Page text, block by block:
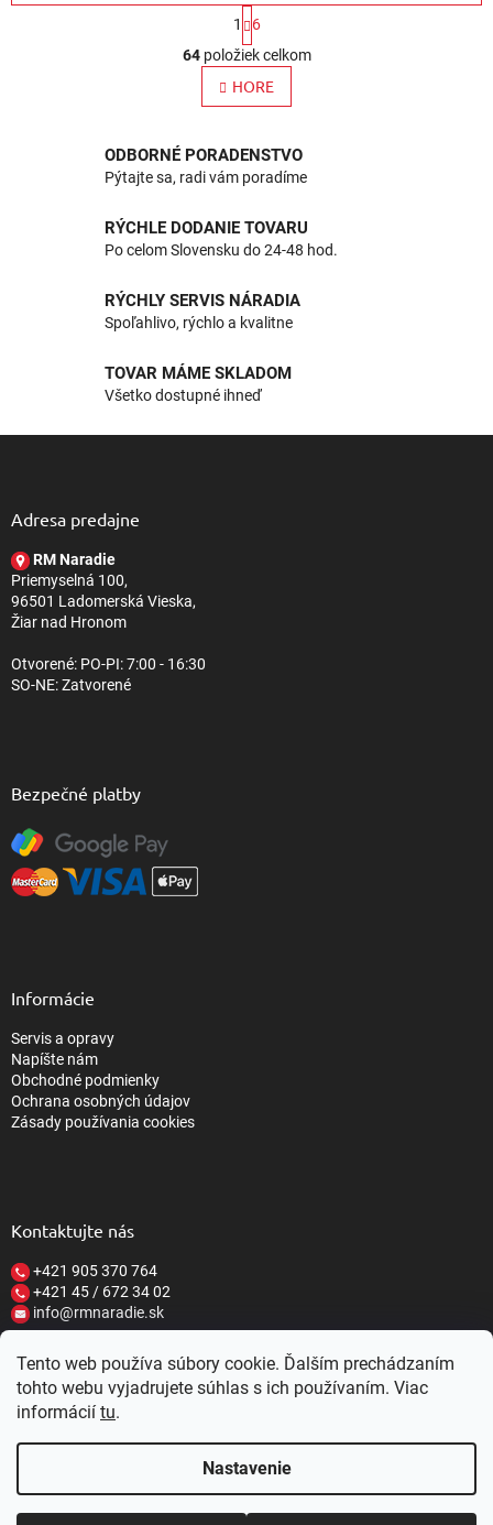
Tento web používa súbory cookie. Ďalším prechádzaním
tohto webu vyjadrujete súhlas s ich používaním. Viac
informácií tu.
Nastavenie
O
v
l
á
a
c
i
p
r
k
y
p
i
u
S
t
r
á
n
k
v
a
n
e
1
6
64položiek celkom
HORE
ODBORNÉ PORADENSTVO
Pýtajte sa, radi vám poradíme
RÝCHLE DODANIE TOVARU
Po celom Slovensku do 24-48 hod.
RÝCHLY SERVIS NÁRADIA
Spoľahlivo, rýchlo a kvalitne
TOVAR MÁME SKLADOM
Všetko dostupné ihneď
Adresa predajne
RM Naradie
Priemyselná 100,
96501 Ladomerská Vieska,
Žiar nad Hronom
Otvorené: PO-PI: 7:00 - 16:30
SO-NE: Zatvorené
Bezpečné platby
Informácie
Servis a opravy
Napíšte nám
Obchodné podmienky
Ochrana osobných údajov
Zásady používania cookies
Kontaktujte nás
+421 905 370 764
+421 45 / 672 34 02
info@rmnaradie.sk
Copyright 2026RM NÁRADIE. Všetky práva vyhradené.Upraviť
Nastavenie | Úprava | Custom =